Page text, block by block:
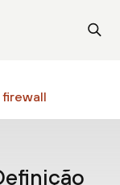
firewall